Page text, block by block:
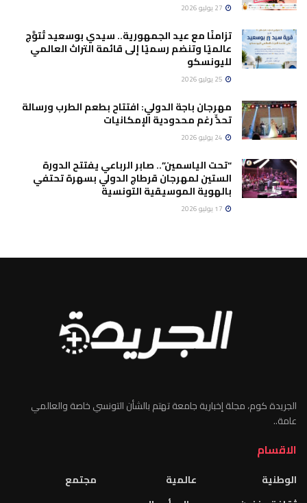
تزامنًا مع عيد الجمهورية.. سيدي بوسعيد تُتوَّج
عالميًا وتنضم رسميًا إلى قائمة التراث العالمي
لليونسكو
مهرجان باجة الدولي: افتتاح بطعم الطرب ورسالة
تحدٍّ رغم محدودية الإمكانيات
“تحت الياسمين”.. صابر الرباعي يفتتح الدورة
الستين لمهرجان قرطاج الدولي بسهرة تحتفي
بالهوية الموسيقية التونسية
الجريدة كوم، مجلة إخبارية جامعة تهتم بالشأن التونسي خاصة والعالمي
عامة..
الاقسام
الوطنية
عالمية
مجتمع